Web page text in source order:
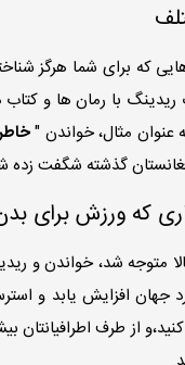
که برای شما هرگز
با رمان ها و کتاب
مثال، خواندن "
گذشته شگفت زده
که ورزش برای
متوجه شد، خواندن و
جهان افزایش یابد و
از طرف اطرافیانتان